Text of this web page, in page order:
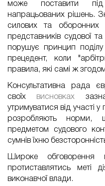
може поставити під
напрацьованих рішень.
силових та оборонних
представників судової
порушує принцип
прецедент, коли
правила, які самі ж
Консультативна рада
своїх
висновках
утримуватися від участі у
розробляють норми,
предметом судового
сумнів їхню
Широке
протиставлятись меті
виконавчої влади.